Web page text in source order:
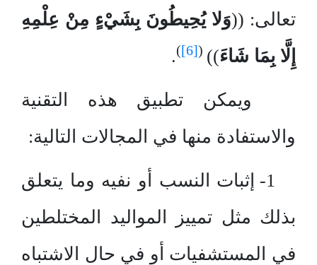
تعالى: ((وَلا يُحِيطُونَ بِشَيْءٍ مِنْ عِلْمِهِ
إِلَّا بِمَا شَاءَ))
(
[6]
)
.
ويمكن تطبيق هذه التقنية
والاستفادة منها في المجالات التالية:
1- إثبات النسب أو نفيه وما يتعلق
بذلك مثل تمييز المواليد المختلطين
في المستشفيات أو في حال الاشتباه